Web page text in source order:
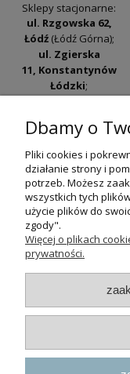
Sklepy stacjonarne:
ul. Rzgowska 62,
Łódź(Łódź Górna);
ul. Zgierska
11, Konstantynów
Łódzki;
Widzew).
Godziny otwarcia:
pn-pt 9:00-17:00
+48 530 230 483
psokoty@psokoty.pl
Dbamy o
Pliki cookies i
działanie strony i
potrzeb. Możesz
wszystkich tych
użycie plików do
zgody".
Więcej o plikach
prywatności.